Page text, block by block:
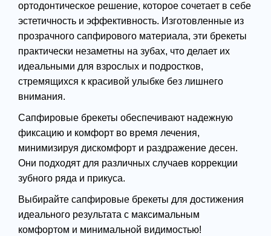
ортодонтическое решение, которое сочетает в себе
эстетичность и эффективность. Изготовленные из
прозрачного сапфирового материала, эти брекеты
практически незаметны на зубах, что делает их
идеальными для взрослых и подростков,
стремящихся к красивой улыбке без лишнего
внимания.
Сапфировые брекеты обеспечивают надежную
фиксацию и комфорт во время лечения,
минимизируя дискомфорт и раздражение десен.
Они подходят для различных случаев коррекции
зубного ряда и прикуса.
Выбирайте сапфировые брекеты для достижения
идеального результата с максимальным
комфортом и минимальной видимостью!